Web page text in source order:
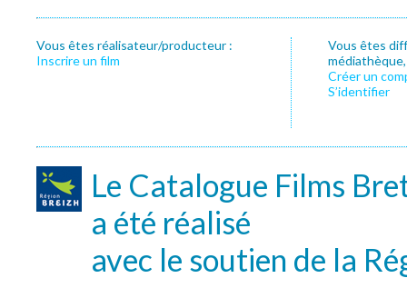
Vous êtes réalisateur/producteur :
Inscrire un film
Vous êtes
Créer un
S’identifier
Le Catalogue Films
a été réalisé
avec le soutien de la